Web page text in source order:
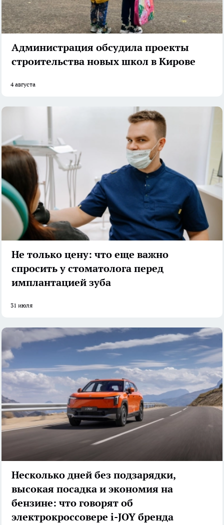
Администрация обсудила проекты
строительства новых школ в Кирове
4 августа
Не только цену: что еще важно
спросить у стоматолога перед
имплантацией зуба
31 июля
Несколько дней без подзарядки,
высокая посадка и экономия на
бензине: что говорят об
электрокроссовере i-JOY бренда